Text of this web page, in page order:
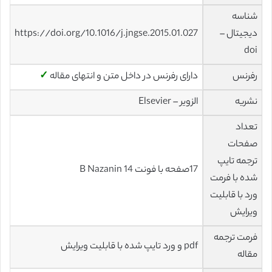
شناسه
دیجیتال –
doi
https://doi.org/10.1016/j.jngse.2015.01.027
رفرنس دارای رفرنس در داخل متن و انتهای مقاله ✓
نشریه
الزویر – Elsevier
تعداد
صفحات
ترجمه تایپ
شده با فرمت
ورد با قابلیت
ویرایش
17صفحه با فونت 14 B Nazanin
فرمت ترجمه
مقاله
pdf و ورد تایپ شده با قابلیت ویرایش